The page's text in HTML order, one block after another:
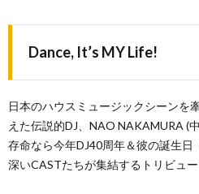
Dance, It’s MY Life!
日本のハウスミュージックシーンを
えた伝説的DJ、NAO NAKAMURA (中
存命なら今年DJ40周年＆彼の誕生
深いCASTたちが集結するトリビュ